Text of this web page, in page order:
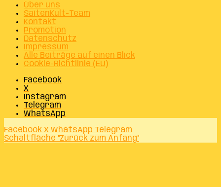
Über uns
SaitenKult-Team
Kontakt
Promotion
Datenschutz
Impressum
Alle Beiträge auf einen Blick
Cookie-Richtlinie (EU)
Facebook
X
Instagram
Telegram
WhatsApp
Facebook X WhatsApp Telegram
Schaltfläche "Zurück zum Anfang"